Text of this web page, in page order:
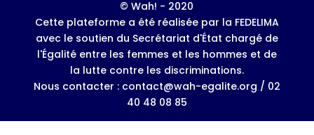
© Wah! - 2020
Cette plateforme a été réalisée par la FEDELIMA
avec le soutien du Secrétariat d'État chargé de
l'Égalité entre les femmes et les hommes et de
la lutte contre les discriminations.
Nous contacter : contact@wah-egalite.org / 02
40 48 08 85